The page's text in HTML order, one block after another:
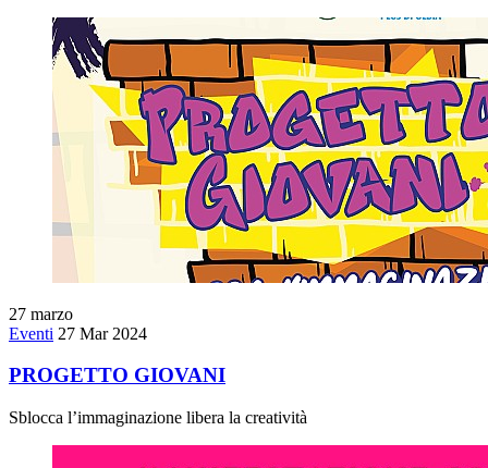
27 marzo
Eventi 27 Mar 2024
PROGETTO GIOVANI
Sblocca l’immaginazione libera la creatività